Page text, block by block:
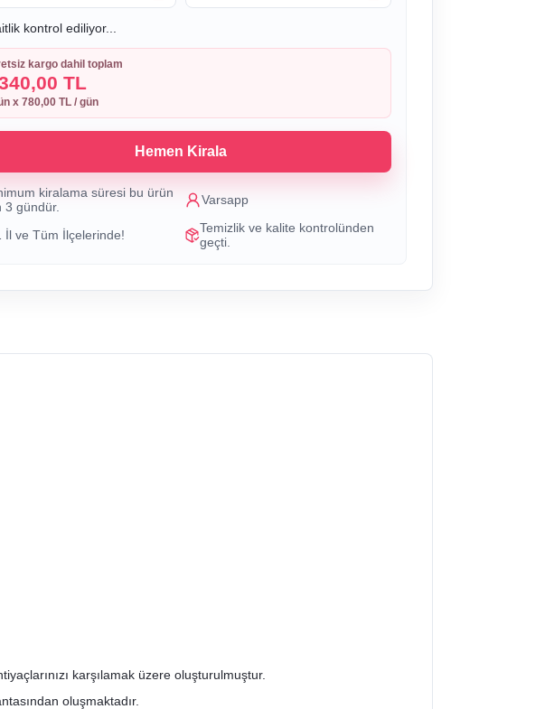
kontrol ediliyor...
kargo dahil toplam
TL
x 780,00 TL / gün
Hemen Kirala
kiralama süresi bu ürün
3 gündür. Varsapp
İl ve Tüm İlçelerinde!
Temizlik ve kalite kontrolünden
geçti.
karşılamak üzere oluşturulmuştur.
oluşmaktadır.